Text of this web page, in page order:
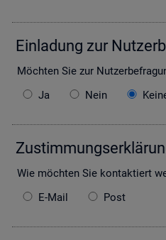
Ein­la­dung zur
Möch­ten Sie zur
Ja
Nein
Wie möch­ten Sie kon­tak­tiert
E-Mail
Post